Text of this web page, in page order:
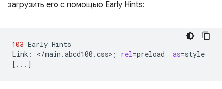
загрузить его с помощью Early Hints:
103 Early Hints
Link:
</main.abcd100.css> ; rel=preload ; as=
[ ... ]